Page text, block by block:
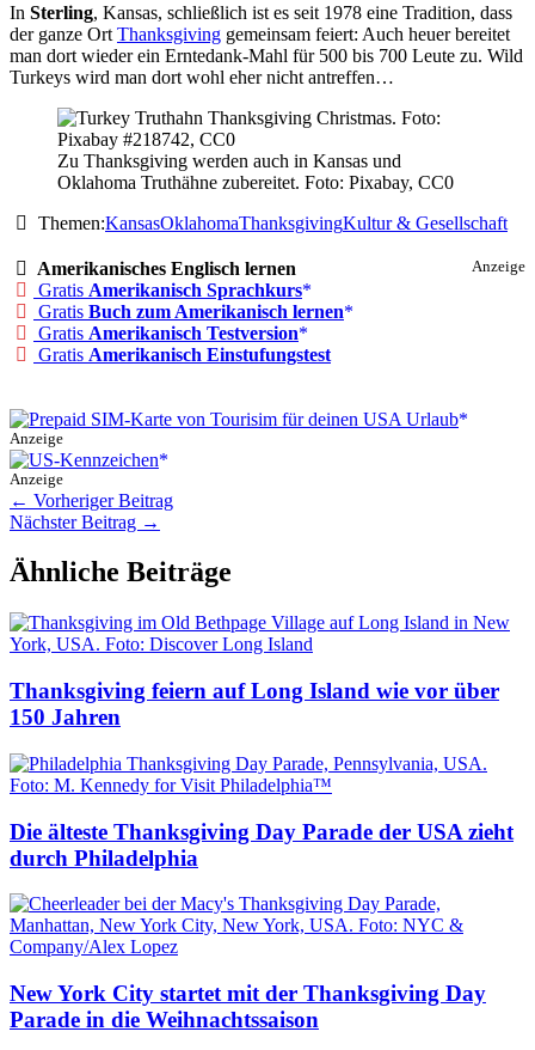
In Sterling, Kansas, schließlich ist es seit 1978 eine Tradition, dass
der ganze Ort Thanksgiving gemeinsam feiert: Auch heuer bereitet
man dort wieder ein Erntedank-Mahl für 500 bis 700 Leute zu. Wild
Turkeys wird man dort wohl eher nicht antreffen…
Zu Thanksgiving werden auch in Kansas und
Oklahoma Truthähne zubereitet. Foto: Pixabay, CC0
Themen:KansasOklahomaThanksgivingKultur & Gesellschaft
Anzeige
Amerikanisches Englisch lernen
Gratis Amerikanisch Sprachkurs
Gratis Buch zum Amerikanisch lernen
Gratis Amerikanisch Testversion
Gratis Amerikanisch Einstufungstest
Anzeige
Anzeige
← Vorheriger Beitrag
Nächster Beitrag →
Ähnliche Beiträge
Thanksgiving feiern auf Long Island wie vor über
150 Jahren
Die älteste Thanksgiving Day Parade der USA zieht
durch Philadelphia
New York City startet mit der Thanksgiving Day
Parade in die Weihnachtssaison